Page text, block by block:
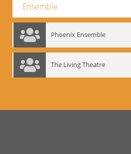
Ensemble
Phoenix Ensemble
The Living Theatre